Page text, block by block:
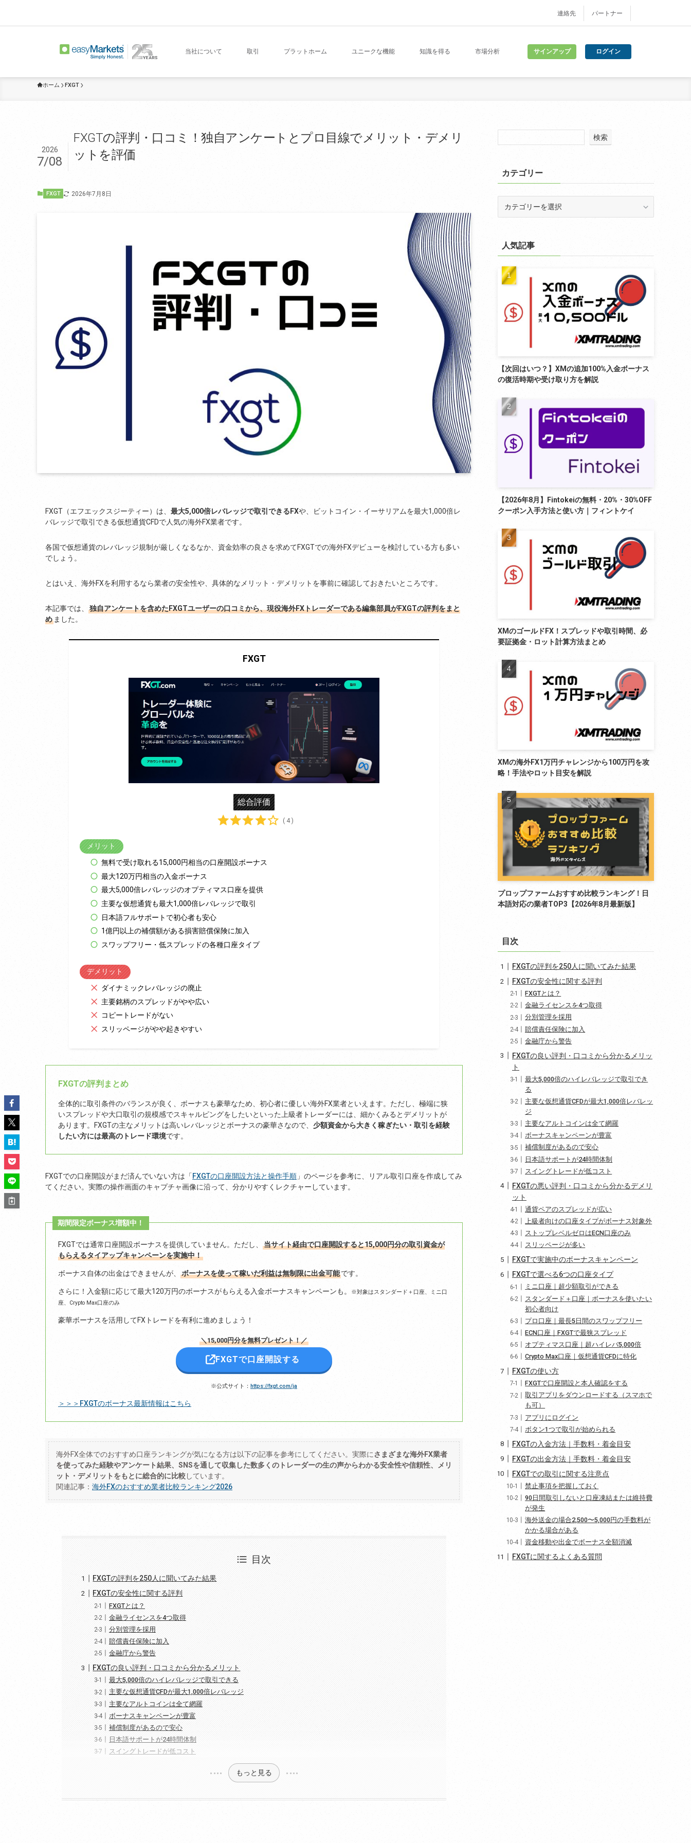
連絡先 パートナー
当社について 取引 プラットホーム ユニークな機能 知識を得る 市場分析 サインアップ ログイン
ホーム FXGT
FXGTの評判・口コミ！独自アンケートとプロ目線でメリット・デメリ
ットを評価
2026
7/08
FXGT 2026年7月8日
FXGT（エフエックスジーティー）は、 最大5,000倍レバレッジで取引できるFXや、ビットコイン・イーサリアムを最大1,000倍レ
バレッジで取引できる仮想通貨CFDで人気の海外FX業者です。
各国で仮想通貨のレバレッジ規制が厳しくなるなか、資金効率の良さを求めてFXGTでの海外FXデビューを検討している方も多い
でしょう。
とはいえ、海外FXを利用するなら業者の安全性や、具体的なメリット・デメリットを事前に確認しておきたいところです。
本記事では、
独自アンケートを含めたFXGTユーザーの口コミから、現役海外FXトレーダーである編集部員がFXGTの評判をまと
め ました。
FXGT
総合評価
( 4 )
メリット
無料で受け取れる15,000円相当の口座開設ボーナス
最大120万円相当の入金ボーナス
最大5,000倍レバレッジのオプティマス口座を提供
主要な仮想通貨も最大1,000倍レバレッジで取引
日本語フルサポートで初心者も安心
1億円以上の補償額がある損害賠償保険に加入
スワップフリー・低スプレッドの各種口座タイプ
デメリット
ダイナミックレバレッジの廃止
主要銘柄のスプレッドがやや広い
コピートレードがない
スリッページがやや起きやすい
FXGTの評判まとめ
全体的に取引条件のバランスが良く、ボーナスも豪華なため、初心者に優しい海外FX業者といえます。ただし、極端に狭
いスプレッドや大口取引の規模感でスキャルピングをしたいといった上級者トレーダーには、細かくみるとデメリットが
あります。FXGTの主なメリットは高いレバレッジとボーナスの豪華さなので、 少額資金から大きく稼ぎたい・取引を経験
したい方には最高のトレード環境です。
FXGTでの口座開設がまだ済んでいない方は「 FXGTの口座開設方法と操作手順 」のページを参考に、リアル取引口座を作成してみ
てください。実際の操作画面のキャプチャ画像に沿って、分かりやすくレクチャーしています。
期間限定ボーナス増額中！
FXGTでは通常口座開設ボーナスを提供していません。ただし、
当サイト経由で口座開設すると15,000円分の取引資金が
もらえるタイアップキャンペーンを実施中！
ボーナス自体の出金はできませんが、 ボーナスを使って稼いだ利益は無制限に出金可能です。
さらに！入金額に応じて最大120万円のボーナスがもらえる入金ボーナスキャンペーンも。
※対象はスタンダード＋口座、ミニ口
座、Crypto Max口座のみ
豪華ボーナスを活用してFXトレードを有利に進めましょう！
＼15,000円分を無料プレゼント！／
FXGTで口座開設する
※公式サイト： https://fxgt.com/ja
＞＞＞FXGTのボーナス最新情報はこちら
海外FX全体でのおすすめ口座ランキングが気になる方は以下の記事を参考にしてください。実際に さまざまな海外FX業者
を使ってみた経験やアンケート結果、SNSを通して収集した数多くのトレーダーの生の声からわかる安全性や信頼性、メリ
ット・デメリットをもとに総合的に比較しています。
関連記事： 海外FXのおすすめ業者比較ランキング2026
目次
FXGTの評判を250人に聞いてみた結果
FXGTの安全性に関する評判
FXGTとは？
金融ライセンスを4つ取得
分別管理を採用
賠償責任保険に加入
金融庁から警告
FXGTの良い評判・口コミから分かるメリット
最大5,000倍のハイレバレッジで取引できる
主要な仮想通貨CFDが最大1,000倍レバレッジ
主要なアルトコインは全て網羅
ボーナスキャンペーンが豊富
補償制度があるので安心
日本語サポートが24時間体制
スイングトレードが低コスト
もっと見る
検索
カテゴリー
人気記事
【次回はいつ？】XMの追加100%入金ボーナス
の復活時期や受け取り方を解説
【2026年8月】Fintokeiの無料・20%・30%OFF
クーポン入手方法と使い方｜フィントケイ
XMのゴールドFX！スプレッドや取引時間、必
要証拠金・ロット計算方法まとめ
XMの海外FX1万円チャレンジから100万円を攻
略！手法やロット目安を解説
プロップファームおすすめ比較ランキング！日
本語対応の業者TOP3【2026年8月最新版】
目次
FXGTの評判を250人に聞いてみた結果
FXGTの安全性に関する評判
FXGTとは？
金融ライセンスを4つ取得
分別管理を採用
賠償責任保険に加入
金融庁から警告
FXGTの良い評判・口コミから分かるメリッ
ト
最大5,000倍のハイレバレッジで取引でき
る
主要な仮想通貨CFDが最大1,000倍レバレッ
ジ
主要なアルトコインは全て網羅
ボーナスキャンペーンが豊富
補償制度があるので安心
日本語サポートが24時間体制
スイングトレードが低コスト
FXGTの悪い評判・口コミから分かるデメリ
ット
通貨ペアのスプレッドが広い
上級者向けの口座タイプがボーナス対象外
ストップレベルゼロはECN口座のみ
スリッページが多い
FXGTで実施中のボーナスキャンペーン
FXGTで選べる6つの口座タイプ
ミニ口座｜超少額取引ができる
スタンダード＋口座｜ボーナスを使いたい
初心者向け
プロ口座｜最長5日間のスワップフリー
ECN口座｜FXGTで最狭スプレッド
オプティマス口座｜超ハイレバ5,000倍
Crypto Max口座｜仮想通貨CFDに特化
FXGTの使い方
FXGTで口座開設と本人確認をする
取引アプリをダウンロードする（スマホで
も可）
アプリにログイン
ボタン1つで取引が始められる
FXGTの入金方法｜手数料・着金目安
FXGTの出金方法｜手数料・着金目安
FXGTでの取引に関する注意点
禁止事項を把握しておく
90日間取引しないと口座凍結または維持費
が発生
海外送金の場合2,500〜5,000円の手数料が
かかる場合がある
資金移動や出金でボーナス全額消滅
FXGTに関するよくある質問